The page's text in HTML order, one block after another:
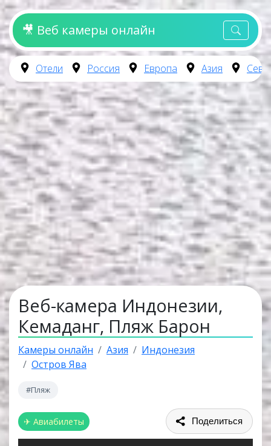
🎥 Веб камеры онлайн
Отели Россия Европа Азия
Веб-камера Индонезии,
Кемаданг, Пляж Барон
Камеры онлайн Азия
Индонезия
Остров Ява
#Пляж
✈ Авиабилеты Поделиться